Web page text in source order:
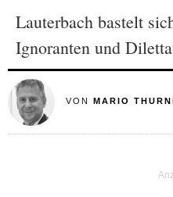
Lauterbach bastelt
Ignoranten und
VON MARIO